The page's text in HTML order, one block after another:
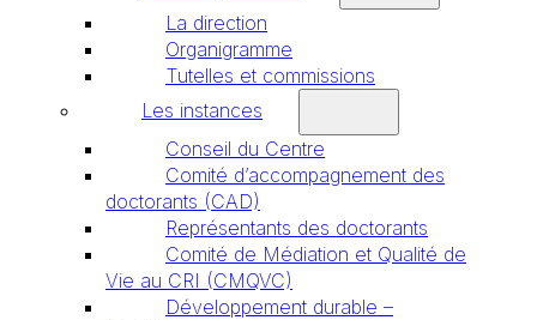
La direction
Organigramme
Tutelles et commissions
Les instances
Conseil du Centre
Comité d’accompagnement des
doctorants (CAD)
Représentants des doctorants
Comité de Médiation et Qualité de
Vie au CRI (CMQVC)
Développement durable –